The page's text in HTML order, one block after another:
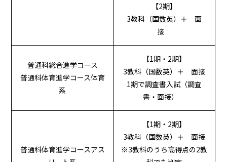
【2期】
3教科（国数英）＋ 面
接
普通科総合進学コース
普通科体育進学コース体育
系
【1期・2期】
3教科（国数英）＋ 面接
1期で調査書入試（調査
書・面接）
普通科体育進学コースアス
【1期・2期】
3教科（国数英）＋ 面接
※3教科のうち高得点の2教